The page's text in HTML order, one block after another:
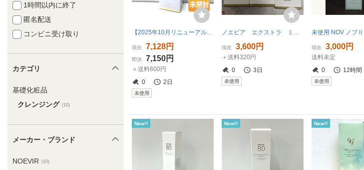
1時間以内に終了
匿名配送
コンビニ受け取り
カテゴリ
基礎化粧品
クレンジング (10)
メーカー・ブランド
NOEVIR (10)
【2025年10月リニューアル】ノエビア エクストラ 薬用クレンジングフォーム 110g 〈4945022013927〉
現在 7,128円
即決 7,150円
＋送料600円
0
2日
未使用
ノエビア エクストラ ミニセット6個
現在 3,600円
＋送料320円
0
3日
未使用
現在 3,000円
送料未定
0
12時間
未使用
New!! New!! New!!